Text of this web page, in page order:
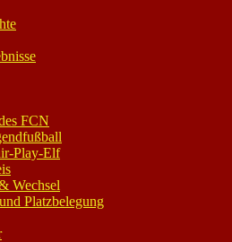
FCN
Play-Elf
Wechsel
Platzbelegung